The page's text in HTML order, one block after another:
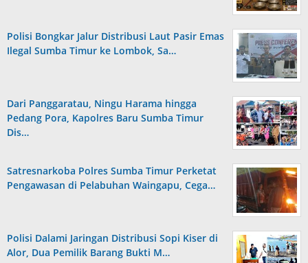
Polisi Bongkar Jalur Distribusi Laut Pasir Emas
Ilegal Sumba Timur ke Lombok, Sa…
Dari Panggaratau, Ningu Harama hingga
Pedang Pora, Kapolres Baru Sumba Timur
Dis…
Satresnarkoba Polres Sumba Timur Perketat
Pengawasan di Pelabuhan Waingapu, Cega…
Polisi Dalami Jaringan Distribusi Sopi Kiser di
Alor, Dua Pemilik Barang Bukti M…